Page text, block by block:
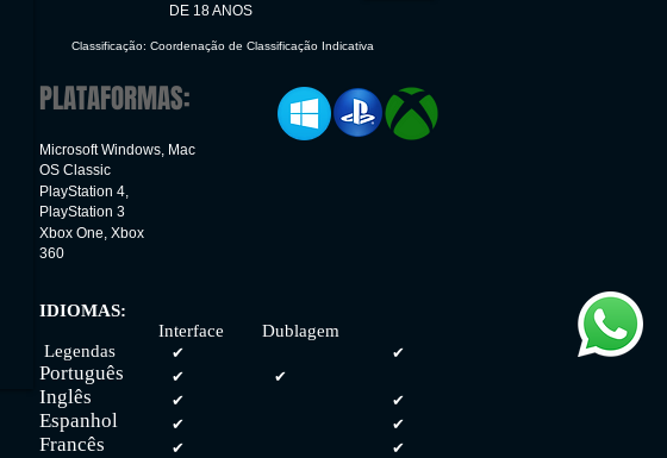
DE 18 ANOS
Classificação: Coordenação de Classificação Indicativa
PLATAFORMAS:
Microsoft Windows, Mac
OS Classic
PlayStation 4,
PlayStation 3
Xbox One, Xbox
360
IDIOMAS:
Interface Dublagem
Legendas
Português
Inglês
Espanhol
Francês
✔
✔
✔
✔
✔
✔
✔
✔
✔
✔